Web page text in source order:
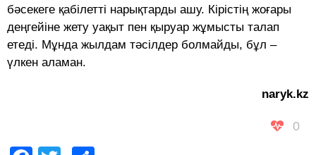
бәсекеге қабілетті нарықтарды ашу. Кірістің жоғары
деңгейіне жету уақыт пен қыруар жұмысты талап
етеді. Мұнда жылдам тәсілдер болмайды, бұл –
үлкен аламан.
naryk.kz
0